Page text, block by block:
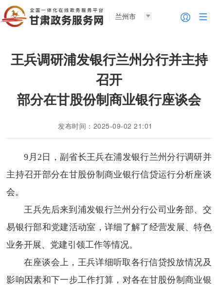
兰州市
王兵调研浦发银行兰州分行并主持
召开
部分在甘股份制商业银行座谈会
发布时间：2025-09-02 21:01
9月2日，副省长王兵在浦发银行兰州分行调研并
主持召开部分在甘股份制商业银行信贷运行分析座谈
会。
王兵先后来到浦发银行兰州分行公司业务部、交
易银行部和党建活动室，详细了解了经营发展、特色
业务开展、党建引领工作等情况。
在座谈会上，王兵详细听取各行信贷投放情况及
影响因素和下一步工作打算，对各在甘股份制商业银